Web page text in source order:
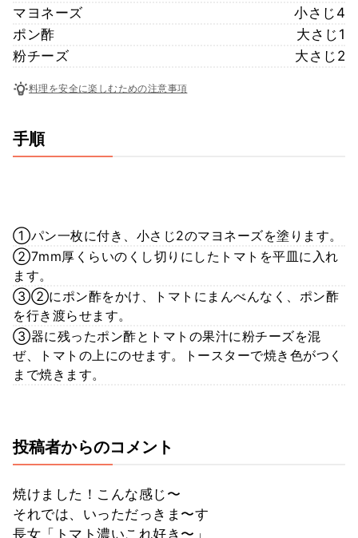
マヨネーズ
小さじ4
ポン酢
大さじ1
粉チーズ
大さじ2
料理を安全に楽しむための注意事項
手順
①パン一枚に付き、小さじ2のマヨネーズを塗ります。
②7mm厚くらいのくし切りにしたトマトを平皿に入れ
ます。
③②にポン酢をかけ、トマトにまんべんなく、ポン酢
を行き渡らせます。
③器に残ったポン酢とトマトの果汁に粉チーズを混
ぜ、トマトの上にのせます。トースターで焼き色がつく
まで焼きます。
投稿者からのコメント
焼けました！こんな感じ〜
それでは、いっただっきま〜す
長女「トマト濃いこれ好き〜」